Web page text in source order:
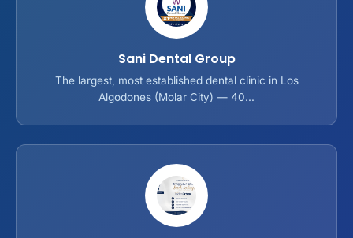
Sani Dental Group
The largest, most established dental clinic in Los
Algodones (Molar City) — 40...